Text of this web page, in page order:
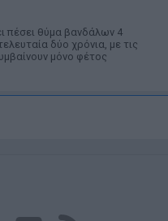
πέσει θύμα βανδάλων 4
δύο χρόνια, με τις
μόνο φέτος